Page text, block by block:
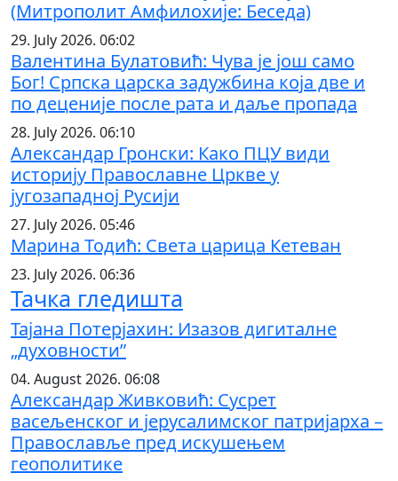
(Митрополит Амфилохије: Беседа)
29. July 2026. 06:02
Валентина Булатовић: Чува је још само
Бог! Српска царска задужбина која две и
по деценије после рата и даље пропада
28. July 2026. 06:10
Александар Гронски: Како ПЦУ види
историју Православне Цркве у
југозападној Русији
27. July 2026. 05:46
Марина Тодић: Света царица Кетеван
23. July 2026. 06:36
Тачка гледишта
Тајана Потерјахин: Изазов дигиталне
„духовности”
04. August 2026. 06:08
Александар Живковић: Сусрет
васељенског и јерусалимског патријарха –
Православље пред искушењем
геополитике